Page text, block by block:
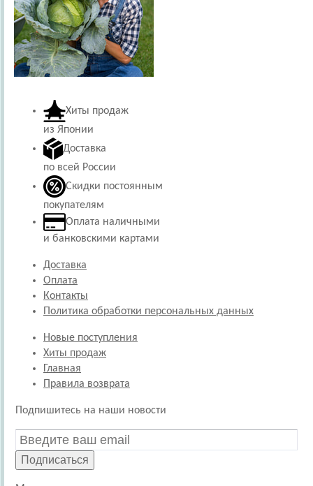
Хиты продаж
из Японии
Доставка
по всей России
Скидки постоянным
покупателям
Оплата наличными
и банковскими картами
Доставка
Оплата
Контакты
Политика обработки персональных данных
Новые поступления
Хиты продаж
Главная
Правила возврата
Подпишитесь на наши новости
Подписаться